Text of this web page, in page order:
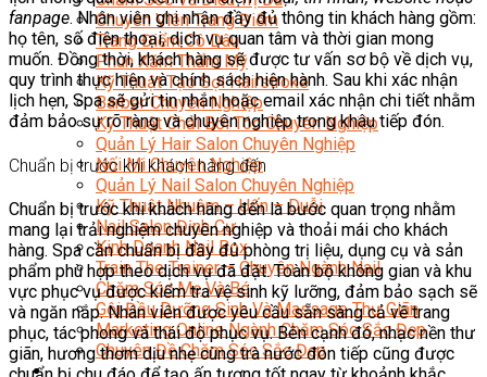
Chuyên Viên Trang Điểm
Trang Điểm Cô Dâu
Phun Xăm Thẩm Mỹ
Kỹ Thuật Tạo Sợi Hairstroke
Barber Chuyên Nghiệp
Kỹ Thuật Chải Bới Tóc Chuyên Nghiệp
Quản Lý Hair Salon Chuyên Nghiệp
Nối Mi Chuyên Nghiệp
Quản Lý Nail Salon Chuyên Nghiệp
Kỹ Thuật Nhuộm – Uốn – Duỗi
Nail Salon Định Cư
Kinh Doanh Nail Box
Train The Trainer – Chuyên Ngành Nail
Chăm Sóc Mẹ Và Bé
Gội Đầu Dưỡng Sinh Và Massage Thư Giãn
Marketing Online Ngành Chăm Sóc Sắc Đẹp
Chuyên Đề Chăm Sóc Sắc Đẹp
Âm Nhạc
fanpage. Nhân viên ghi nhận đầy đủ thông tin khách hàng gồm:
họ tên, số điện thoại, dịch vụ quan tâm và thời gian mong
muốn. Đồng thời, khách hàng sẽ được tư vấn sơ bộ về dịch vụ,
quy trình thực hiện và chính sách hiện hành. Sau khi xác nhận
lịch hẹn, Spa sẽ gửi tin nhắn hoặc email xác nhận chi tiết nhằm
đảm bảo sự rõ ràng và chuyên nghiệp trong khâu tiếp đón.
Chuẩn bị trước khi khách hàng đến
Chuẩn bị trước khi khách hàng đến là bước quan trọng nhằm
mang lại trải nghiệm chuyên nghiệp và thoải mái cho khách
hàng. Spa cần chuẩn bị đầy đủ phòng trị liệu, dụng cụ và sản
phẩm phù hợp theo dịch vụ đã đặt. Toàn bộ không gian và khu
vực phục vụ được kiểm tra vệ sinh kỹ lưỡng, đảm bảo sạch sẽ
và ngăn nắp. Nhân viên được yêu cầu sẵn sàng cả về trang
phục, tác phong và thái độ phục vụ. Bên cạnh đó, nhạc nền thư
giãn, hương thơm dịu nhẹ cùng trà nước đón tiếp cũng được